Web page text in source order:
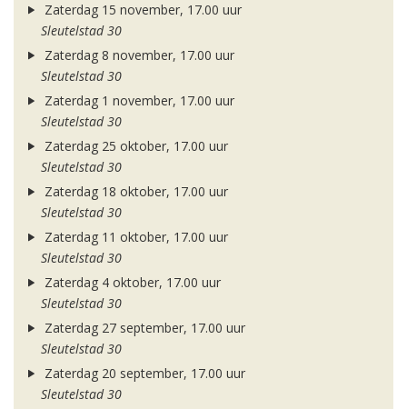
Zaterdag 15 november, 17.00 uur
Sleutelstad 30
Zaterdag 8 november, 17.00 uur
Sleutelstad 30
Zaterdag 1 november, 17.00 uur
Sleutelstad 30
Zaterdag 25 oktober, 17.00 uur
Sleutelstad 30
Zaterdag 18 oktober, 17.00 uur
Sleutelstad 30
Zaterdag 11 oktober, 17.00 uur
Sleutelstad 30
Zaterdag 4 oktober, 17.00 uur
Sleutelstad 30
Zaterdag 27 september, 17.00 uur
Sleutelstad 30
Zaterdag 20 september, 17.00 uur
Sleutelstad 30